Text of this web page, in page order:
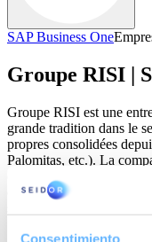
Consentimiento
SAP Business One
Groupe RISI |
Groupe RISI est une
grande tradition dans le
propres consolidées
Palomitas, etc.). La
croissance, c'est
d'avoir une qualité de
SAP Business One a